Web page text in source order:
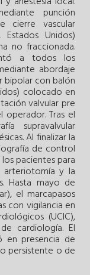
punción
cierre vascular
Unidos)
no fraccionada.
a todos los
abordaje
bipolar con balón
colocado en
valvular pre
Tras el
supravalvular
Al finalizar la
de control
pacientes para
y la
Hasta mayo de
el marcapasos
con vigilancia en
(UCIC),
cardiología. El
en presencia de
persistente o de